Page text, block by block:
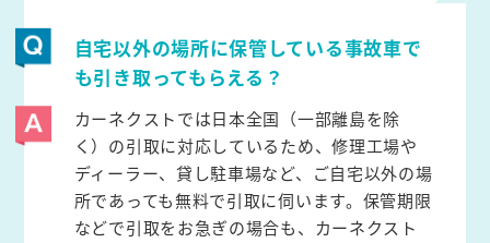
自宅以外の場所に保管している事故車で
も引き取ってもらえる？
カーネクストでは日本全国（一部離島を除
く）の引取に対応しているため、修理工場や
ディーラー、貸し駐車場など、ご自宅以外の場
所であっても無料で引取に伺います。保管期限
などで引取をお急ぎの場合も、カーネクスト